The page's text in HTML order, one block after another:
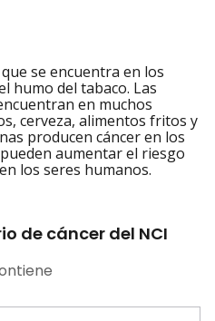
se encuentra en los
humo del tabaco. Las
en muchos
cerveza, alimentos fritos y
producen cáncer en los
aumentar el riesgo
los seres humanos.
de cáncer del NCI